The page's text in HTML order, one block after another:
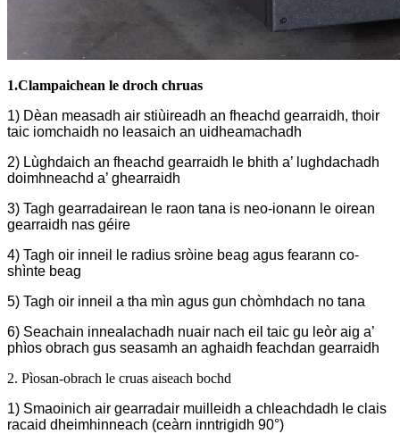
1.Clampaichean le droch chruas
1) Dèan measadh air stiùireadh an fheachd gearraidh, thoir
taic iomchaidh no leasaich an uidheamachadh
2) Lùghdaich an fheachd gearraidh le bhith a’ lughdachadh
doimhneachd a’ ghearraidh
3) Tagh gearradairean le raon tana is neo-ionann le oirean
gearraidh nas géire
4) Tagh oir inneil le radius sròine beag agus fearann ​​co-
shìnte beag
5) Tagh oir inneil a tha mìn agus gun chòmhdach no tana
6) Seachain innealachadh nuair nach eil taic gu leòr aig a’
phìos obrach gus seasamh an aghaidh feachdan gearraidh
2. Pìosan-obrach le cruas aiseach bochd
1) Smaoinich air gearradair muilleidh a chleachdadh le clais
racaid dheimhinneach (ceàrn inntrigidh 90°)